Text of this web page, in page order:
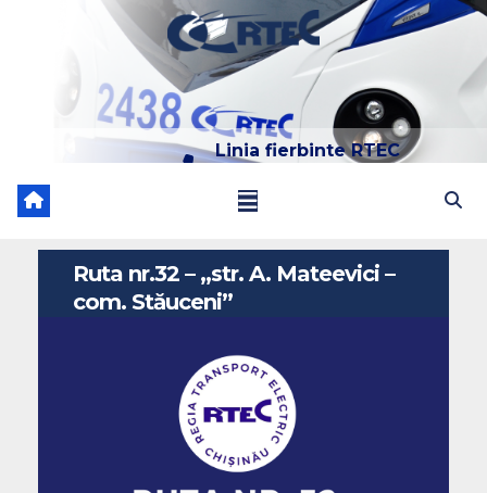
Linia fierbinte RTEC
Ruta nr.32 – ,,str. A. Mateevici –
com. Stăuceni”